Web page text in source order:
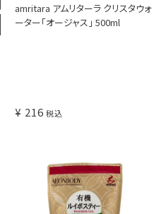
amritara アムリターラ クリスタウォ
ーター「オージャス」 500ml
¥ 216 税込